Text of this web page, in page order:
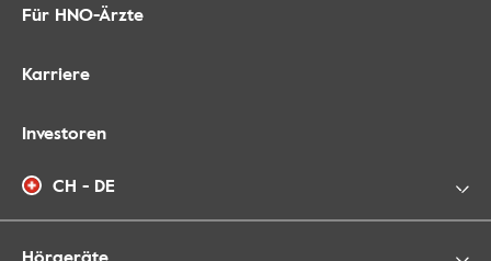
Für HNO-Ärzte
Karriere
Investoren
CH - DE